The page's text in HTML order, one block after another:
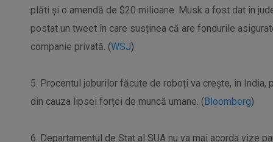
plăti și o amendă de $20 milioane. Musk a fost dat în
postat un tweet în care susținea că are fondurile
companie privată. (WSJ)
5. Procentul joburilor făcute de roboți va crește, în India,
din cauza lipsei forței de muncă umane. (Bloomberg)
6. Departamentul de Stat al SUA nu va mai acorda vize